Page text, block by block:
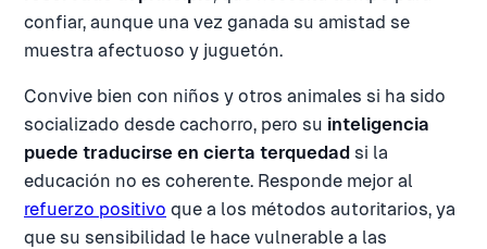
confiar, aunque una vez ganada su amistad se
muestra afectuoso y juguetón.
Convive bien con niños y otros animales si ha sido
socializado desde cachorro, pero su inteligencia
puede traducirse en cierta terquedad si la
educación no es coherente. Responde mejor al
refuerzo positivo que a los métodos autoritarios, ya
que su sensibilidad le hace vulnerable a las